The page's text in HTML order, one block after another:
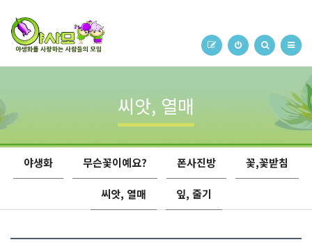
씨앗, 열매
야생화 무슨꽃이예요? 폰사진방 꽃,꽃받침
씨앗, 열매 잎, 줄기